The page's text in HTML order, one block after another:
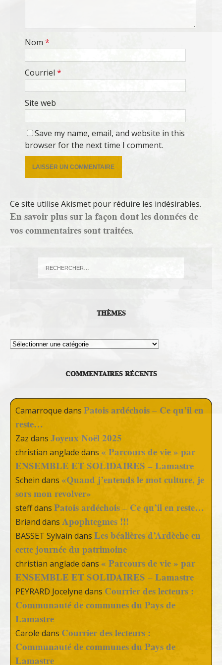
Nom *
Courriel *
Site web
Save my name, email, and website in this
browser for the next time I comment.
Ce site utilise Akismet pour réduire les indésirables.
En savoir plus sur la façon dont les données de
vos commentaires sont traitées.
THÈMES
Thèmes
COMMENTAIRES RÉCENTS
Camarroque dans Patois ardéchois – Ce qu’il en
reste…
Zaz dans Joyeux Noël 2025
christian anglade dans « Parcours de vie » par
ENSEMBLE ET SOLIDAIRES – Lamastre
Schein dans «Quand j’entends le mot culture, je
sors mon revolver»
steffdans Patois ardéchois – Ce qu’il en reste…
Briand dans Apophtegmes !!!
BASSET Sylvain dans Les béalières d’Ardèche en
cette journée du patrimoine
christian anglade dans « Parcours de vie » par
ENSEMBLE ET SOLIDAIRES – Lamastre
PEYRARD Jocelyne dans Courrier des lecteurs :
Communauté de communes du Pays de
Lamastre
Carole dans Courrier des lecteurs :
Communauté de communes du Pays de
Lamastre